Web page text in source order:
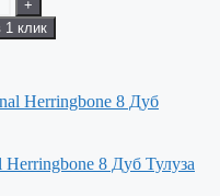
+
1 клик
8 Дуб Тулуза